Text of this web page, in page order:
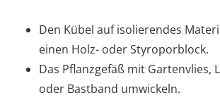
Den Kübel auf isolierendes
einen Holz- oder Styroporblock.
Das Pflanzgefäß mit Gartenvlies,
oder Bastband umwickeln.